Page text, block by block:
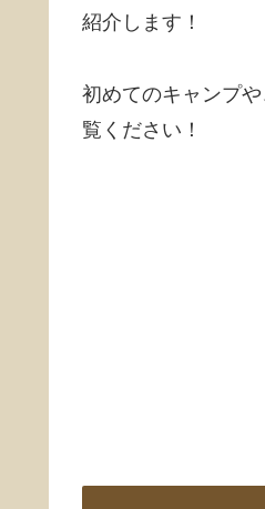
紹介します！
初めてのキャンプ
覧ください！